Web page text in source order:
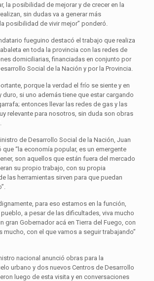
la posibilidad de mejorar y de crecer en la
sin dudas va a generar más
posibilidad de vivir mejor” ponderó.
fueguino destacó el trabajo que realiza
en toda la provincia con las redes de
domiciliarias, financiadas en conjunto por
Social de la Nación y por la Provincia.
porque la verdad el frío se siente y en
duro, si uno además tiene que estar cargando
entonces llevar las redes de gas y las
relevante para nosotros, sin duda son obras
de Desarrollo Social de la Nación, Juan
que “la economía popular, es un emergente
son aquellos que están fuera del mercado
su propio trabajo, con su propia
las herramientas sirven para que puedan
para eso estamos en la función,
a pesar de las dificultades, viva mucho
gran Gobernador acá en Tierra del Fuego, con
mucho, con el que vamos a seguir trabajando”
nacional anunció obras para la
urbano y dos nuevos Centros de Desarrollo
luego de esta visita y en conversaciones